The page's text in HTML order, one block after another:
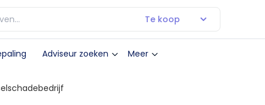
Te koop
Adviseur zoeken Meer